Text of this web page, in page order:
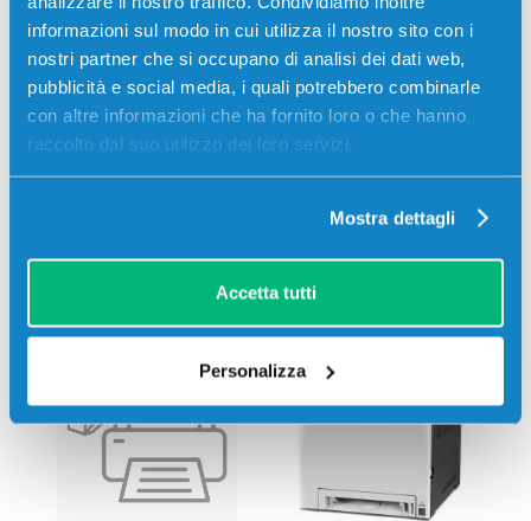
informazioni sul modo in cui utilizza il nostro sito con i
nostri partner che si occupano di analisi dei dati web,
pubblicità e social media, i quali potrebbero combinarle
con altre informazioni che ha fornito loro o che hanno
raccolto dal suo utilizzo dei loro servizi.
Mostra dettagli
Accetta tutti
Personalizza